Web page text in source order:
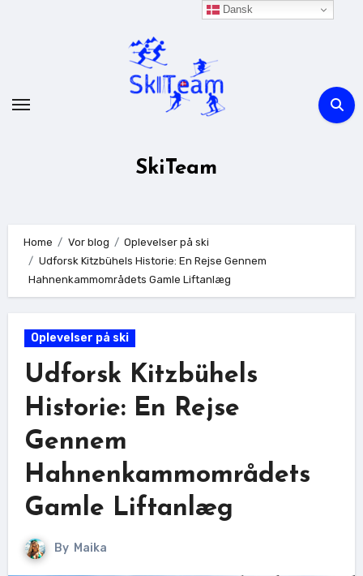
SkiTeam
Home Vor blog
Oplevelser på ski
Udforsk Kitzbühels Historie: En Rejse Gennem
Hahnenkammområdets Gamle Liftanlæg
Oplevelser på ski
Udforsk Kitzbühels
Historie: En Rejse
Gennem
Hahnenkammområdets
Gamle Liftanlæg
By Maika
Dansk